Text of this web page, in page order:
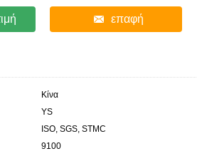
επαφή
Κίνα
YS
ISO, SGS, STMC
9100